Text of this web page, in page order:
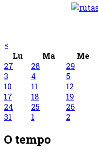
«
Lu
Ma Me
27
28 29
3
4 5
10
11 12
17
18 19
24
25 26
31
1 2
O tempo